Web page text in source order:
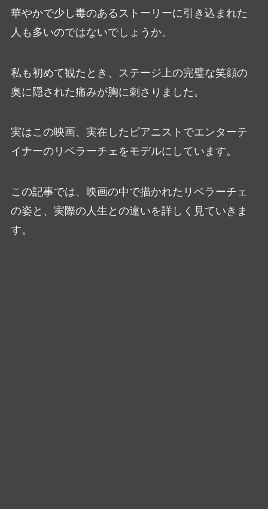
華やかで少し毒のあるストーリーに引き込まれた
人も多いのではないでしょうか。
私も初めて観たとき、ステージ上の完璧な笑顔の
奥に隠された痛みが胸に刺さりました。
実はこの映画、実在したピアニストでエンターテ
イナーのリベラーチェをモデルにしています。
この記事では、映画の中で描かれたリベラーチェ
の姿と、実際の人生との違いを詳しく見ていきま
す。